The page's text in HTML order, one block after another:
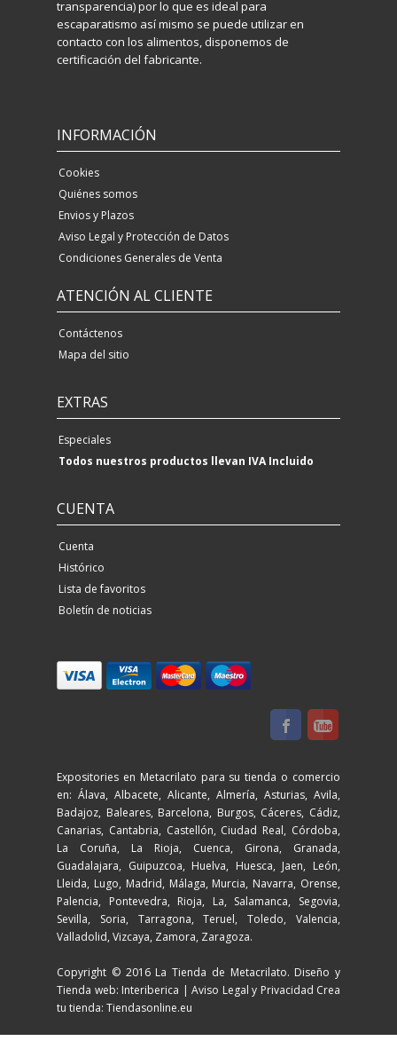
transparencia) por lo que es ideal para
escaparatismo así mismo se puede utilizar en
contacto con los alimentos, disponemos de
certificación del fabricante.
INFORMACIÓN
Cookies
Quiénes somos
Envios y Plazos
Aviso Legal y Protección de Datos
Condiciones Generales de Venta
ATENCIÓN AL CLIENTE
Contáctenos
Mapa del sitio
EXTRAS
Especiales
Todos nuestros productos llevan IVA Incluido
CUENTA
Cuenta
Histórico
Lista de favoritos
Boletín de noticias
Expositories en Metacrilato para su tienda o comercio
en: Álava, Albacete, Alicante, Almería, Asturias, Avila,
Badajoz, Baleares, Barcelona, Burgos, Cáceres, Cádiz,
Canarias, Cantabria, Castellón, Ciudad Real, Córdoba,
La Coruña, La Rioja, Cuenca, Girona, Granada,
Guadalajara, Guipuzcoa, Huelva, Huesca, Jaen, León,
Lleida, Lugo, Madrid, Málaga, Murcia, Navarra, Orense,
Palencia, Pontevedra, Rioja, La, Salamanca, Segovia,
Sevilla, Soria, Tarragona, Teruel, Toledo, Valencia,
Valladolid, Vizcaya, Zamora, Zaragoza.
Copyright © 2016 La Tienda de Metacrilato. Diseño y
Tienda web: Interiberica | Aviso Legal y Privacidad Crea
tu tienda: Tiendasonline.eu